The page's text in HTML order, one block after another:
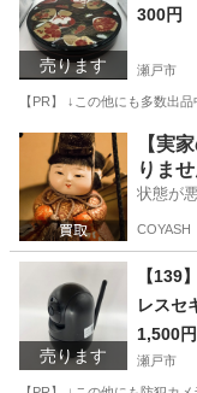
売ります
300円
瀬戸市
【PR】 ↓この他にも多数出
愛知 瀬戸市 食器
【実
りま
状態が
COYASH
売ります
【139
レスセ
1,500円
瀬戸市